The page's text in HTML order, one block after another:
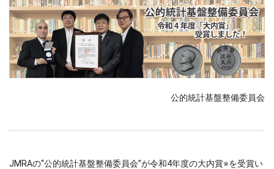
公的統計基盤整備委員会
JMRAの“公的統計基盤整備委員会”が令和4年度の大内賞※を受賞い